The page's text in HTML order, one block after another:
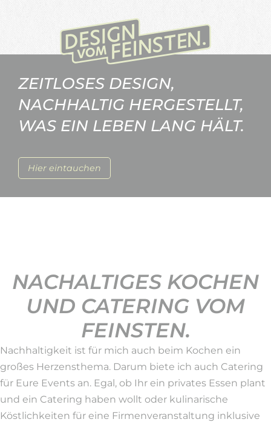
Hier eintauchen
ZEITLOSES DESIGN,
NACHHALTIG HERGESTELLT,
WAS EIN LEBEN LANG HÄLT.
NACHALTIGES KOCHEN
UND CATERING VOM
FEINSTEN.
Nachhaltigkeit ist für mich auch beim Kochen ein
großes Herzensthema. Darum biete ich auch Catering
für Eure Events an. Egal, ob Ihr ein privates Essen plant
und ein Catering haben wollt oder kulinarische
Köstlichkeiten für eine Firmenveranstaltung inklusive